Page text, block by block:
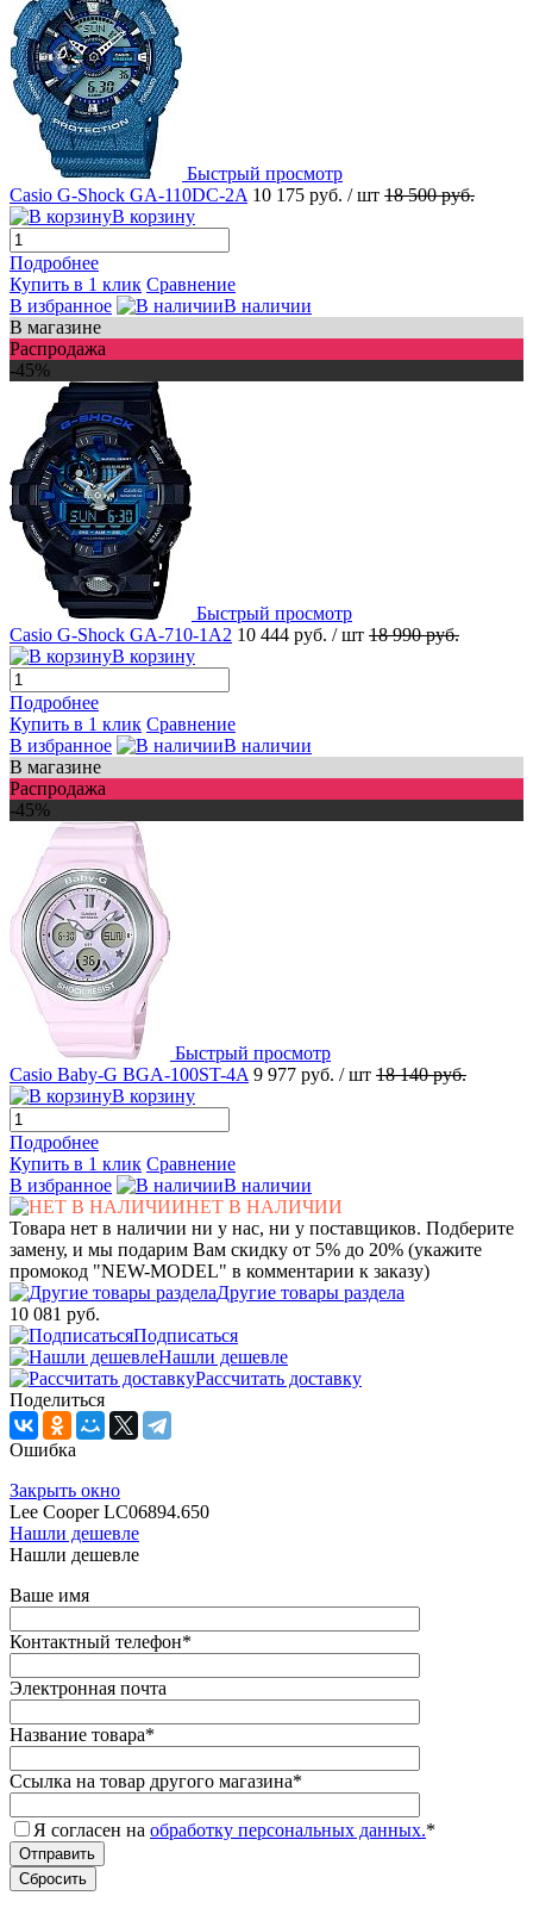
Быстрый просмотр
Casio G-Shock GA-110DC-2A 10 175 руб. / шт 18 500 руб.
В корзину
Подробнее
Купить в 1 клик Сравнение
В избранное
В наличии
В магазине
Распродажа
-45%
Быстрый просмотр
Casio G-Shock GA-710-1A2 10 444 руб. / шт 18 990 руб.
В корзину
Подробнее
Купить в 1 клик Сравнение
В избранное
В наличии
В магазине
Распродажа
-45%
Быстрый просмотр
Casio Baby-G BGA-100ST-4A 9 977 руб. / шт 18 140 руб.
В корзину
Подробнее
Купить в 1 клик Сравнение
В избранное
В наличии
НЕТ В НАЛИЧИИ
Товара нет в наличии ни у нас, ни у поставщиков. Подберите
замену, и мы подарим Вам скидку от 5% до 20% (укажите
промокод "NEW-MODEL" в комментарии к заказу)
Другие товары раздела
10 081 руб.
Подписаться
Нашли дешевле
Рассчитать доставку
Поделиться
Ошибка
Закрыть окно
Lee Cooper LC06894.650
Нашли дешевле
Нашли дешевле
Ваше имя
Контактный телефон*
Электронная почта
Название товара*
Ссылка на товар другого магазина*
Я согласен на обработку персональных данных.*